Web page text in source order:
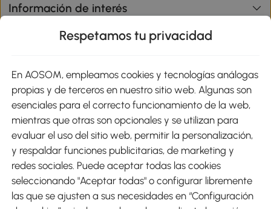
Información de interés
Métodos de Pago
Envíos
Respetamos tu privacidad
En AOSOM, empleamos cookies y tecnologías análogas
propias y de terceros en nuestro sitio web. Algunas son
esenciales para el correcto funcionamiento de la web,
mientras que otras son opcionales y se utilizan para
evaluar el uso del sitio web, permitir la personalización,
y respaldar funciones publicitarias, de marketing y
redes sociales. Puede aceptar todas las cookies
seleccionando "Aceptar todas" o configurar libremente
las que se ajusten a sus necesidades en “Configuración